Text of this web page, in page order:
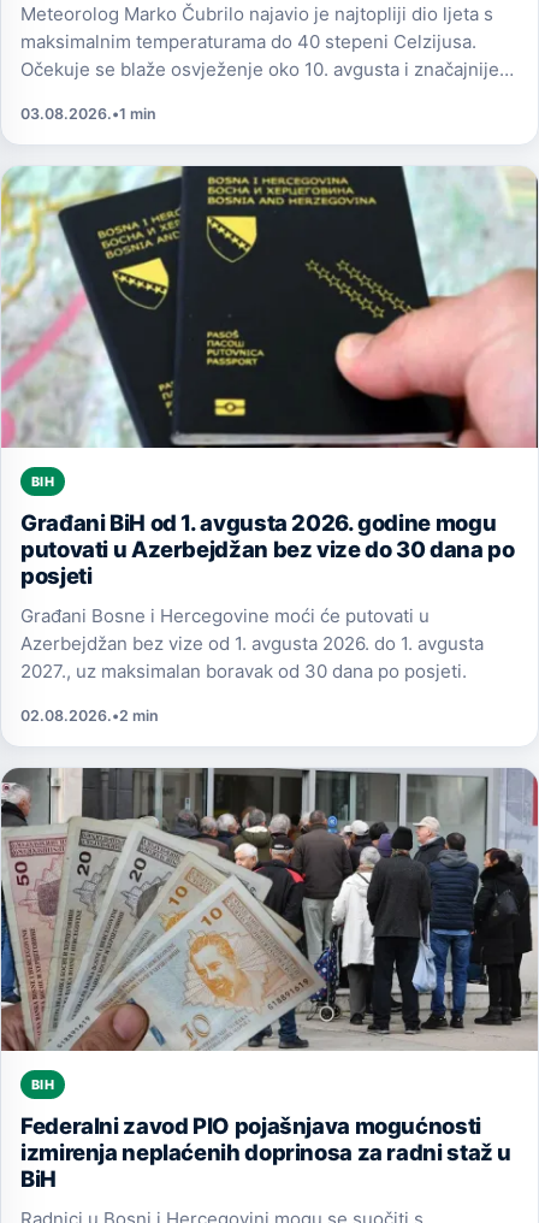
Meteorolog Marko Čubrilo najavio je najtopliji dio ljeta s
maksimalnim temperaturama do 40 stepeni Celzijusa.
Očekuje se blaže osvježenje oko 10. avgusta i značajnije
03.08.2026.•1 min
BIH
Građani BiH od 1. avgusta 2026. godine mogu
putovati u Azerbejdžan bez vize do 30 dana po
posjeti
Građani Bosne i Hercegovine moći će putovati u
Azerbejdžan bez vize od 1. avgusta 2026. do 1. avgusta
2027., uz maksimalan boravak od 30 dana po posjeti.
02.08.2026.•2 min
BIH
Federalni zavod PIO pojašnjava mogućnosti
izmirenja neplaćenih doprinosa za radni staž u
BiH